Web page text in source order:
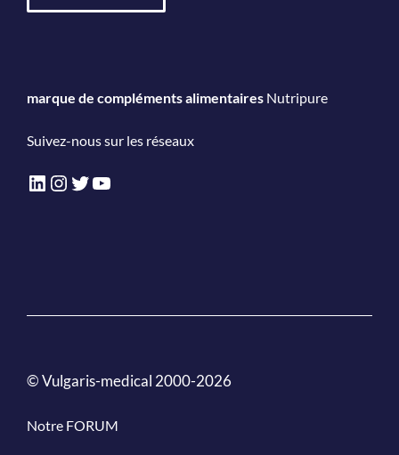
marque de compléments alimentaires Nutripure
Suivez-nous sur les réseaux
LinkedIn
Instagram
Twitter
YouTube
© Vulgaris-medical 2000-2026
Notre FORUM